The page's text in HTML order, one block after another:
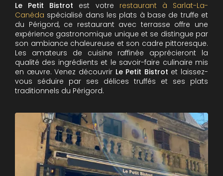
Le Petit Bistrot est votre restaurant à Sarlat-La-
Canéda spécialisé dans les plats à base de truffe et
du Périgord, ce restaurant avec terrasse offre une
expérience gastronomique unique et se distingue par
son ambiance chaleureuse et son cadre pittoresque.
Les amateurs de cuisine raffinée apprécieront la
qualité des ingrédients et le savoir-faire culinaire mis
en œuvre. Venez découvrir Le Petit Bistrot et laissez-
vous séduire par ses délices truffés et ses plats
traditionnels du Périgord.